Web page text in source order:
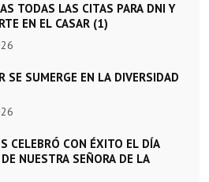
TODAS LAS CITAS PARA DNI Y
EN EL CASAR (1)
SE SUMERGE EN LA DIVERSIDAD
CELEBRÓ CON ÉXITO EL DÍA
NUESTRA SEÑORA DE LA